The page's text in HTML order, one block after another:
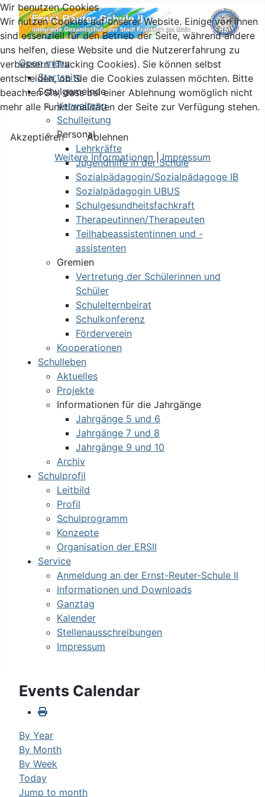
Open menu
Startseite
Schulgemeinde
Verwaltung
Schulleitung
Personal
Lehrkräfte
Jugendhilfe in der Schule
Sozialpädagogin/Sozialpädagoge IB
Sozialpädagogin UBUS
Schulgesundheitsfachkraft
Therapeutinnen/Therapeuten
Teilhabeassistentinnen und -
assistenten
Gremien
Vertretung der Schülerinnen und
Schüler
Schulelternbeirat
Schulkonferenz
Förderverein
Kooperationen
Schulleben
Aktuelles
Projekte
Informationen für die Jahrgänge
Jahrgänge 5 und 6
Jahrgänge 7 und 8
Jahrgänge 9 und 10
Archiv
Schulprofil
Leitbild
Profil
Schulprogramm
Konzepte
Organisation der ERSII
Service
Anmeldung an der Ernst-Reuter-Schule II
Informationen und Downloads
Ganztag
Kalender
Stellenausschreibungen
Impressum
Events Calendar
By Year
By Month
By Week
Today
Jump to month
Wir benutzen Cookies
Wir nutzen Cookies auf unserer Website. Einige von ihnen
sind essenziell für den Betrieb der Seite, während andere
uns helfen, diese Website und die Nutzererfahrung zu
verbessern (Tracking Cookies). Sie können selbst
entscheiden, ob Sie die Cookies zulassen möchten. Bitte
beachten Sie, dass bei einer Ablehnung womöglich nicht
mehr alle Funktionalitäten der Seite zur Verfügung stehen.
Akzeptieren
Ablehnen
Weitere Informationen |Impressum